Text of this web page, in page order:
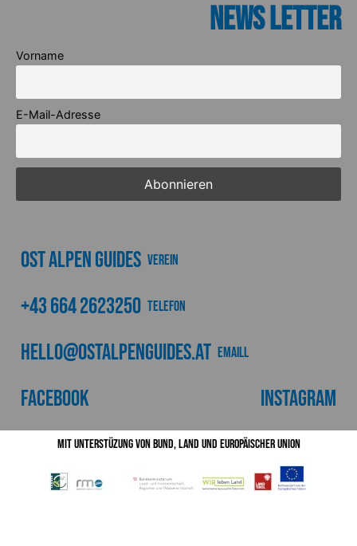
News Letter
Vorname
E-Mail-Adresse
Ost Alpen Guides Verein
+43 664 2623250 Telefon
hello@ostalpenguides.at emaill
Facebook Instagram
Mit Unterstüzung von Bund, Land und Europäischer Union